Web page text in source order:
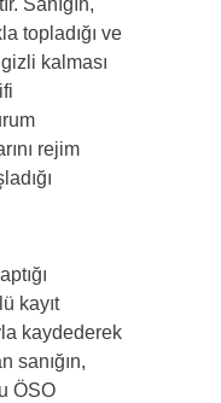
Sanığın,
topladığı ve
kalması
rejim
kayıt
kaydederek
sanığın,
ÖSO